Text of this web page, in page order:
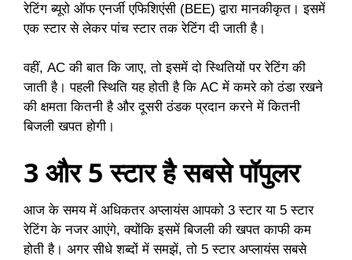
रेटिंग ब्यूरो ऑफ एनर्जी एफिशिएंसी (BEE) द्वारा मानकीकृत। इसमें
एक स्टार से लेकर पांच स्टार तक रेटिंग दी जाती है।
वहीं, AC की बात कि जाए, तो इसमें दो स्थितियों पर रेटिंग की
जाती है। पहली स्थिति यह होती है कि AC में कमरे को ठंडा रखने
की क्षमता कितनी है और दूसरी ठंडक प्रदान करने में कितनी
बिजली खपत होगी।
3 और 5 स्टार है सबसे पॉपुलर
आज के समय में अधिकतर अप्लायंस आपको 3 स्टार या 5 स्टार
रेटिंग के नजर आएंगे, क्योंकि इसमें बिजली की खपत काफी कम
होती है। अगर सीधे शब्दों में समझें, तो 5 स्टार अप्लायंस सबसे